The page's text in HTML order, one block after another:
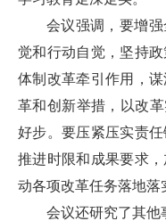
会议强调，要增
觉和行动自觉，坚持
体制改革牵引作用，
革和创新举措，以改
好步。要压紧压实责
推进时限和成果要求
动各项改革任务落地落
会议还研究了其他